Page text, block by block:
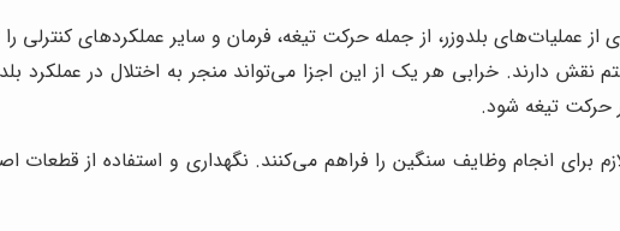
از عملیات‌های بلدوزر، از جمله حرکت تیغه، فرمان و سایر عملکردهای
دارند. خرابی هر یک از این اجزا می‌تواند منجر به اختلال در عملکرد
تیغه شود.
انجام وظایف سنگین را فراهم می‌کنند. نگهداری و استفاده از قطعات